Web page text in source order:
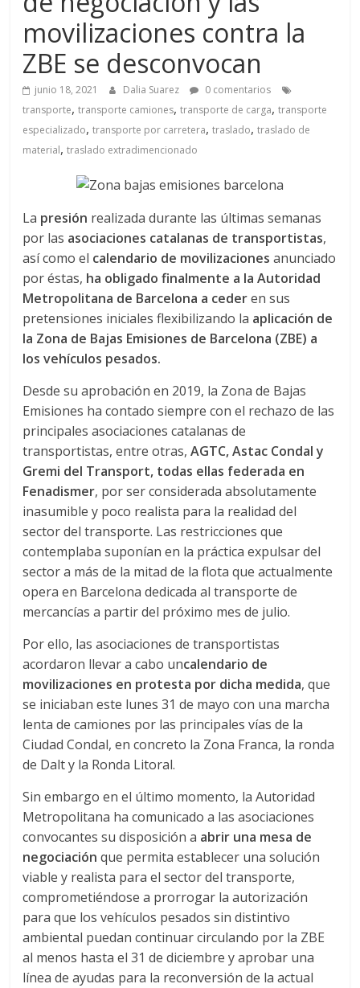
a
q
u
a
–
T
r
a
n
s
p
o
r
t
e
d
e
E
q
u
movilizaciones contra la
ZBE se desconvocan
junio 18, 2021 Dalia Suarez
0 comentarios
transporte,transporte camiones,transporte de carga,transporte
especializado,transporte por carretera,traslado,traslado de
material,traslado extradimencionado
La presión realizada durante las últimas semanas
por las asociaciones catalanas de transportistas,
así como el calendario de movilizaciones anunciado
por éstas, ha obligado finalmente a la Autoridad
Metropolitana de Barcelona a cederen sus
pretensiones iniciales flexibilizando la aplicación de
la Zona de Bajas Emisiones de Barcelona (ZBE) a
los vehículos pesados.
Desde su aprobación en 2019, la Zona de Bajas
Emisiones ha contado siempre con el rechazo de las
principales asociaciones catalanas de
transportistas, entre otras,AGTC, Astac Condal y
Gremi del Transport, todas ellas federada en
Fenadismer, por ser considerada absolutamente
inasumible y poco realista para la realidad del
sector del transporte. Las restricciones que
contemplaba suponían en la práctica expulsar del
sector a más de la mitad de la flota que actualmente
opera en Barcelona dedicada al transporte de
mercancías a partir del próximo mes de julio.
Por ello, las asociaciones de transportistas
acordaron llevar a cabo uncalendario de
movilizaciones en protesta por dicha medida, que
se iniciaban este lunes 31 de mayo con una marcha
lenta de camiones por las principales vías de la
Ciudad Condal, en concreto la Zona Franca, la ronda
de Dalt y la Ronda Litoral.
Sin embargo en el último momento, la Autoridad
Metropolitana ha comunicado a las asociaciones
convocantes su disposición a abrir una mesa de
negociación que permita establecer una solución
viable y realista para el sector del transporte,
comprometiéndose a prorrogar la autorización
para que los vehículos pesados sin distintivo
ambiental puedan continuar circulando por la ZBE
al menos hasta el 31 de diciembre y aprobar una
línea de ayudas para la reconversión de la actual